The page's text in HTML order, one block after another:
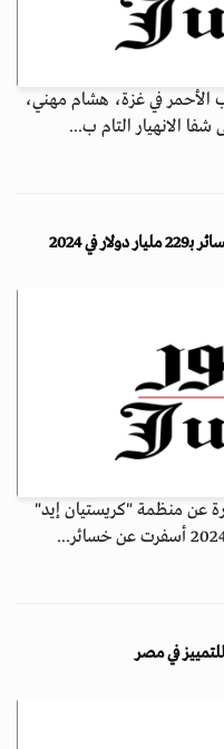
الأحمر في غزة، هشام مهني،
الانهيار التام ب...
في 2024
عن منظمة "كريستيان إيد"